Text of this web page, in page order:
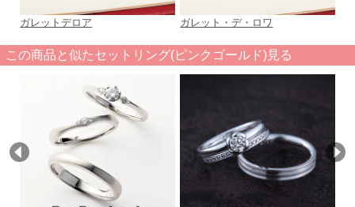
ガレットデロア ガレット・デ・ロワ
この商品と似たセットリング(ピンクゴールド)見る